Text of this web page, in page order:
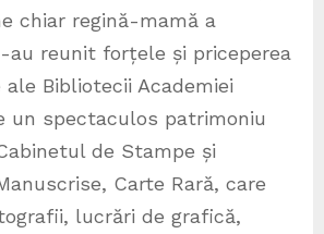
chiar regină-mamă a
au reunit forțele și priceperea
Bibliotecii Academiei
un spectaculos patrimoniu
de Stampe și
Carte Rară, care
lucrări de grafică,